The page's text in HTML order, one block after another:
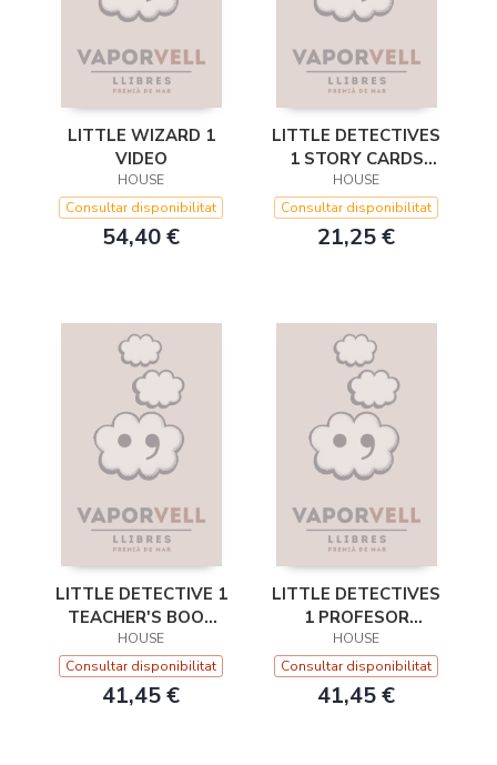
LITTLE WIZARD 1
VIDEO
HOUSE
Consultar disponibilitat
54,40 €
LITTLE DETECTIVES
1 STORY CARDS
(FICHAS)
HOUSE
Consultar disponibilitat
21,25 €
LITTLE DETECTIVE 1
TEACHER'S BOOK
CASTELLANO
HOUSE
Consultar disponibilitat
41,45 €
LITTLE DETECTIVES
1 PROFESOR
(INGLES)
HOUSE
Consultar disponibilitat
41,45 €